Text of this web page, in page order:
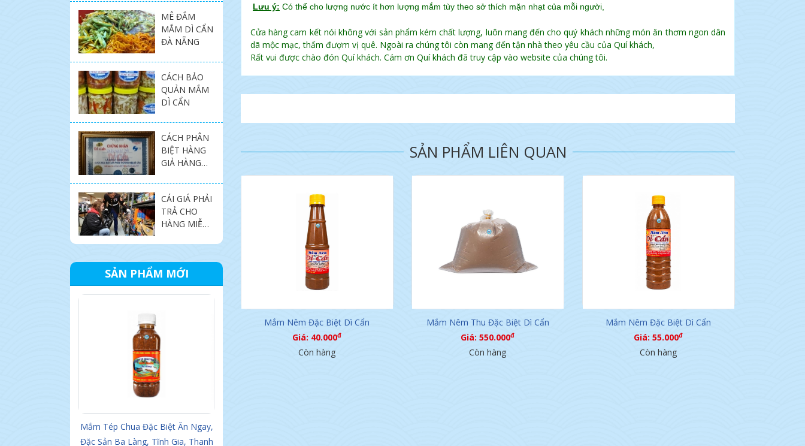
Lưu ý: Có thể cho lượng nước ít hơn lượng mắm tùy theo sở thích mặn nhạt của mỗi người,
Cửa hàng cam kết nói không với sản phẩm kém chất lượng, luôn mang đến cho quý khách những món ăn thơm ngon dân
dã mộc mạc, thấm đượm vị quê. Ngoài ra chúng tôi còn mang đến tận nhà theo yêu cầu của Quí khách,
Rất vui được chào đón Quí khách. Cám ơn Quí khách đã truy cập vào website của chúng tôi.
SẢN PHẨM LIÊN QUAN
Mắm Nêm Đặc Biệt Dì Cẩn
Giá: 40.000đ
Còn hàng
Mắm Nêm Thu Đặc Biệt Dì Cẩn
Giá: 550.000đ
Còn hàng
Mắm Nêm Đặc Biệt Dì Cẩn
Giá: 55.000đ
Còn hàng
SHOP.
MÊ ĐẮM
MẮM DÌ CẨN
ĐÀ NẴNG
CÁCH BẢO
QUẢN MẮM
DÌ CẨN
CÁCH PHÂN
BIỆT HÀNG
GIẢ HÀNG
HIỆU DÌ CẨN
ĐÀ NẴNG
CÁI GIÁ PHẢI
TRẢ CHO
HÀNG MIỄN
SẢN PHẨM MỚI
Mắm Tép Chua Đặc Biệt Ăn Ngay,
Đặc Sản Ba Làng, Tĩnh Gia, Thanh